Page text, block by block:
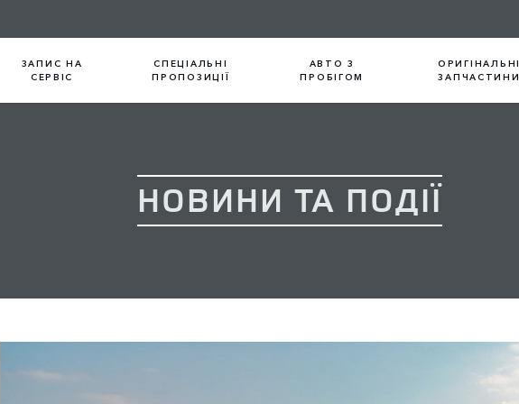
ЗАПИС НА
СЕРВІС
СПЕЦІАЛЬНІ
ПРОПОЗИЦІЇ
АВТО З
ПРОБІГОМ
ОРИГІНАЛЬНІ
ЗАПЧАСТИНИ
НОВИНИ ТА ПОДІЇ